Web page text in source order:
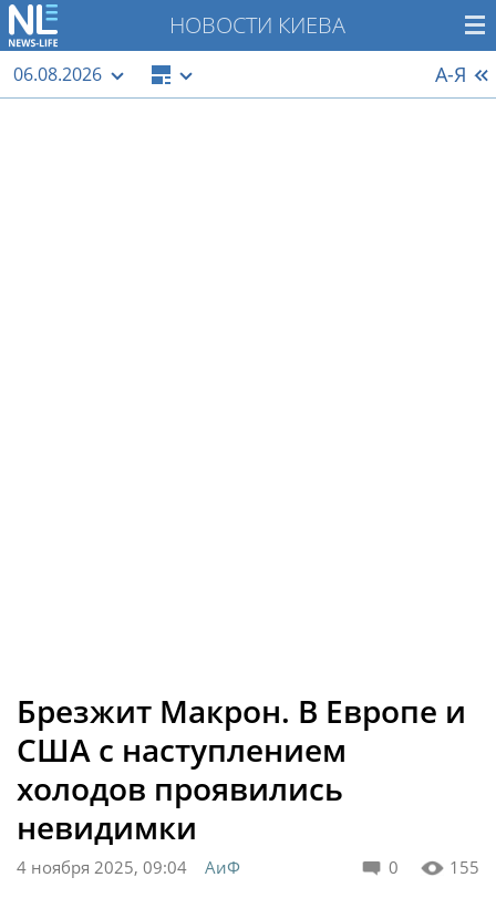
НОВОСТИ КИЕВА
06.08.2026 А-Я
Брезжит Макрон. В Европе и
США с наступлением
холодов проявились
невидимки
0 155
4 ноября 2025, 09:04
АиФ